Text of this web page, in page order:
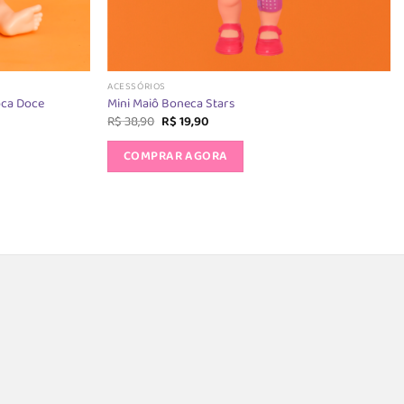
Doce
ACESSÓRIOS
Mini Maiô Boneca Stars
R$38,90 O
preço
original
era:
R$ 38,90.
R$19,90O
atual
é:
R$ 19,90.
COMPRAR AGORA